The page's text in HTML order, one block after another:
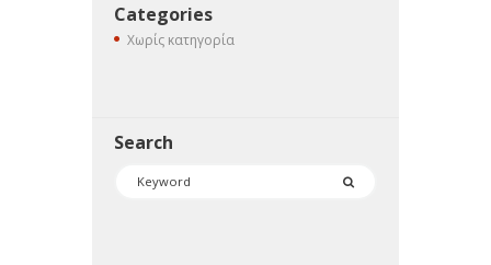
Categories
Χωρίς κατηγορία
Search